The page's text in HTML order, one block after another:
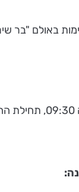
באולם "בר